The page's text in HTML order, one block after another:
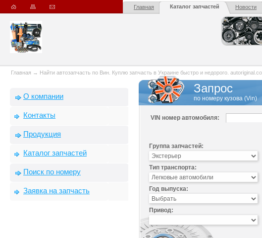
Главная Каталог запчастей Новости
Главная → Найти автозапчасть по Вин. Куплю запчасть в Украине быстро и недорого.
О компании
Контакты
Продукция
Каталог запчастей
Поиск по номеру
Заявка на запчасть
Запрос
по номеру кузова (Vin)
VIN номер автомобиля:
Группа запчастей:
Тип транспорта:
Год выпуска:
Привод: